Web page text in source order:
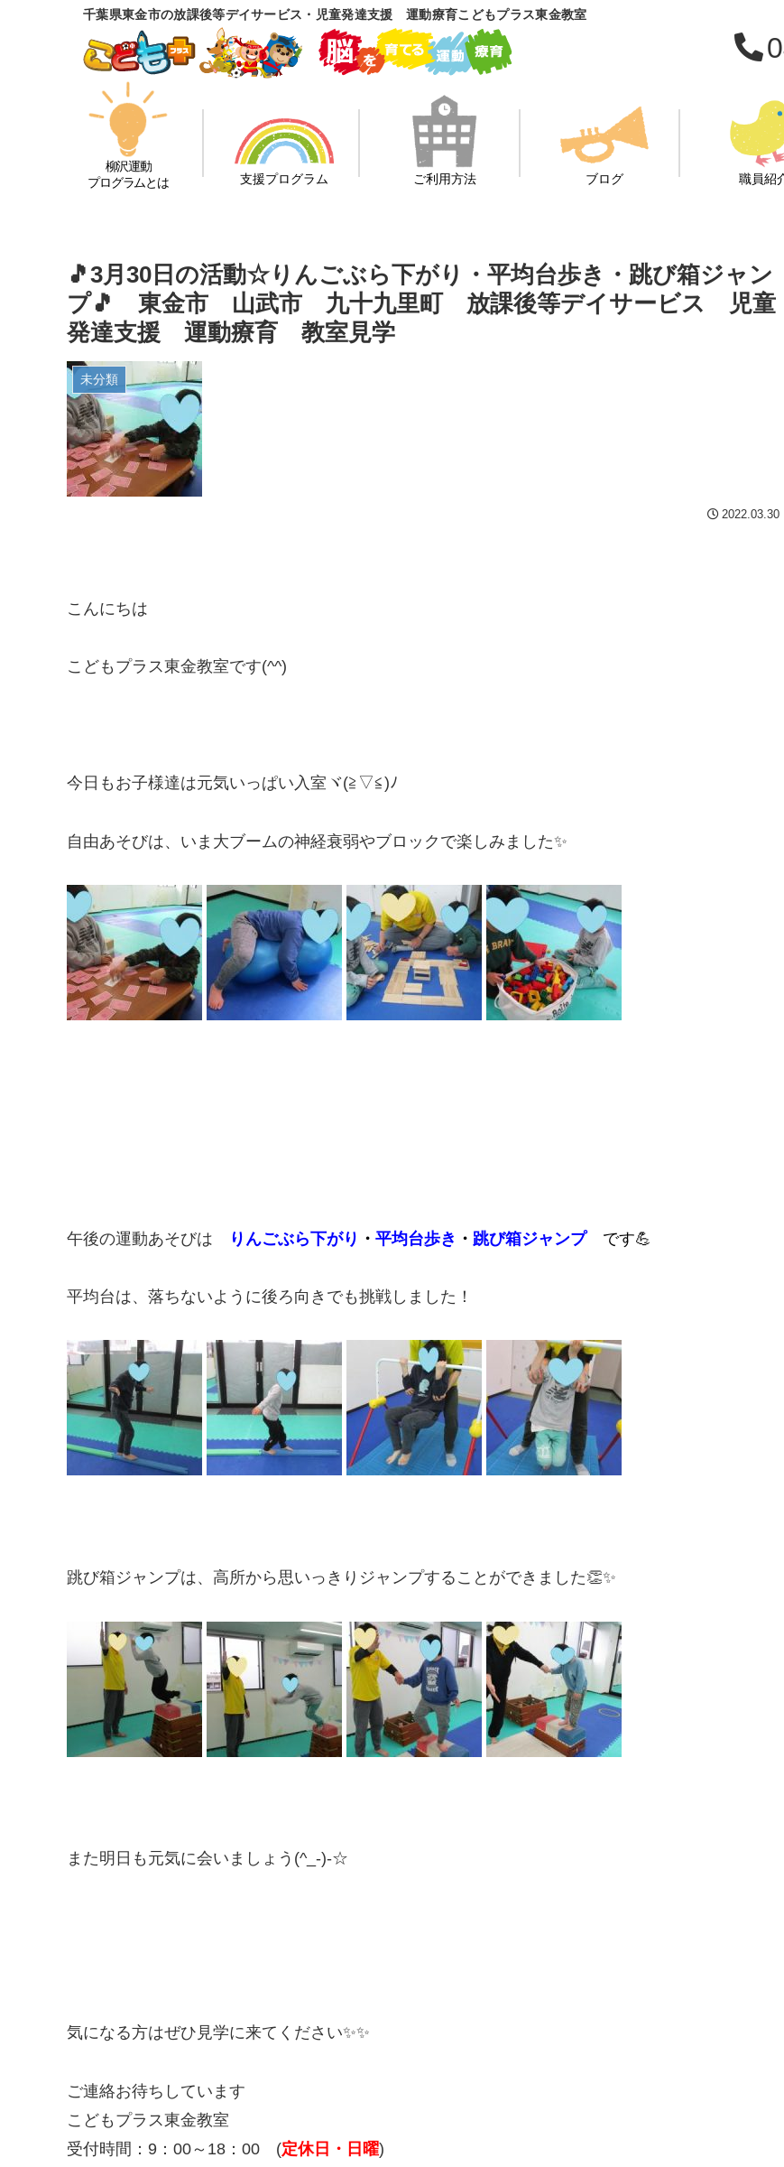
千葉県東金市の放課後等デイサービス・児童発達支援 運動療育こどもプラス東金教室
柳沢運動
プログラムとは
支援プログラム ご利用方法 ブログ 職員紹
🎵3月30日の活動☆りんごぶら下がり・平均台歩き・跳び箱ジャン
プ🎵 東金市 山武市 九十九里町 放課後等デイサービス 児童
発達支援 運動療育 教室見学
未分類
2022.03.30
こんにちは
こどもプラス東金教室です(^^)
今日もお子様達は元気いっぱい入室ヾ(≧▽≦)ﾉ
自由あそびは、いま大ブームの神経衰弱やブロックで楽しみました✨
午後の運動あそびは りんごぶら下がり ・ 平均台歩き ・ 跳び箱ジャンプ です💪
平均台は、落ちないように後ろ向きでも挑戦しました！
跳び箱ジャンプは、高所から思いっきりジャンプすることができました👏✨
また明日も元気に会いましょう(^_-)-☆
気になる方はぜひ見学に来てください✨✨
ご連絡お待ちしています
こどもプラス東金教室
受付時間：9：00～18：00 (定休日・日曜)